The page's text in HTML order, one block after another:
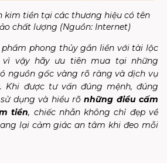
kim tiền tại các thương hiệu có tên
chất lượng (Nguồn: Internet)
phong thủy gắn liền với tài lộc
vậy hãy ưu tiên mua tại những
nguồn gốc vàng rõ ràng và dịch vụ
Khi được tư vấn đúng mệnh, đúng
dụng và hiểu rõnhững điều cấm
tiền, chiếc nhẫn không chỉ đẹp về
lại cảm giác an tâm khi đeo mỗi